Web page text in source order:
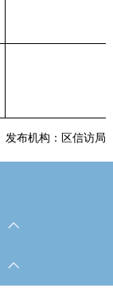
发布机构：区信访局